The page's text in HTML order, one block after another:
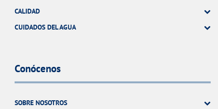
CALIDAD
CUIDADOS DEL AGUA
Conócenos
SOBRE NOSOTROS